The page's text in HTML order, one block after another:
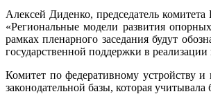
Алексей Диденко, председатель
«Региональные модели развития
рамках пленарного заседания будут
государственной поддержки в реализации
Комитет по федеративному устройству
законодательной базы, которая